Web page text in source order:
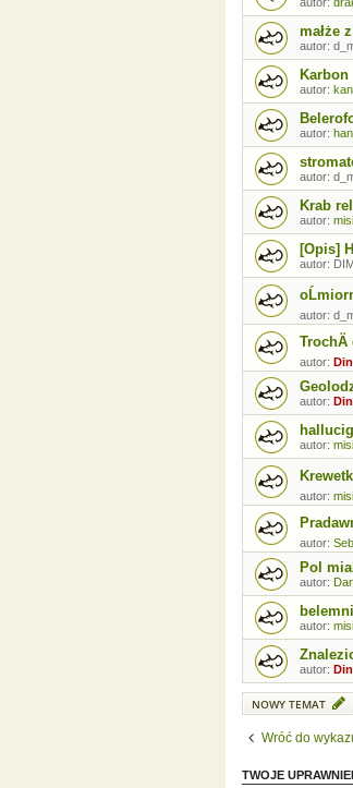
małże
autor:
Karbon
autor:
autor:
autor:
Krab
autor:
[Opis]
autor:
autor:
autor:
autor:
autor:
autor:
autor:
Pol
autor:
autor:
autor:
NOWY TEMAT
Wróć do
TWOJE